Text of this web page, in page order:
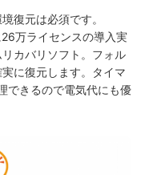
復元は必須です。
万ライセンスの導入実
カバリソフト。フォル
に復元します。タイマ
できるので電気代にも優